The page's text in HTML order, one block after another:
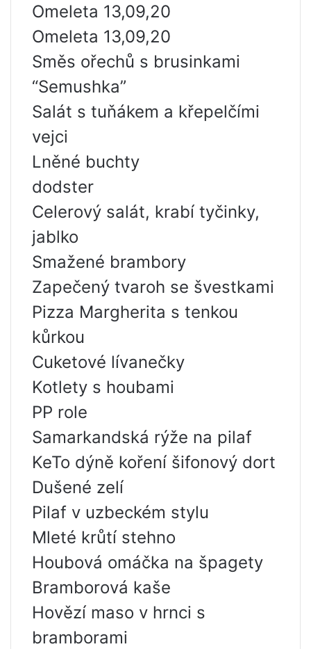
Omeleta 13,09,20
Omeleta 13,09,20
Směs ořechů s brusinkami
“Semushka”
Salát s tuňákem a křepelčími
vejci
Lněné buchty
dodster
Celerový salát, krabí tyčinky,
jablko
Smažené brambory
Zapečený tvaroh se švestkami
Pizza Margherita s tenkou
kůrkou
Cuketové lívanečky
Kotlety s houbami
PP role
Samarkandská rýže na pilaf
KeTo dýně koření šifonový dort
Dušené zelí
Pilaf v uzbeckém stylu
Mleté krůtí stehno
Houbová omáčka na špagety
Bramborová kaše
Hovězí maso v hrnci s
bramborami